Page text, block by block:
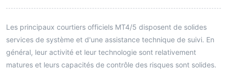
Les principaux courtiers officiels MT4/5 disposent de solides
services de système et d'une assistance technique de suivi. En
général, leur activité et leur technologie sont relativement
matures et leurs capacités de contrôle des risques sont solides.